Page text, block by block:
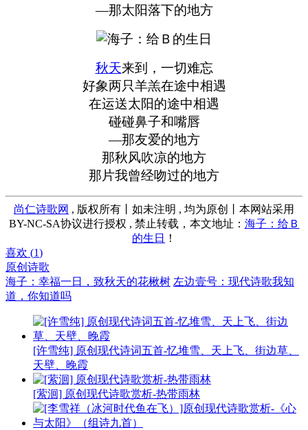
—那太阳落下的地方
秋天来到，一切难忘
好象两只羊羔在途中相遇
在运送太阳的途中相遇
碰碰鼻子和嘴唇
—那友爱的地方
那秋风吹凉的地方
那片我曾经吻过的地方
尚仁诗歌网 , 版权所有丨如未注明 , 均为原创丨本网站采用
BY-NC-SA协议进行授权 , 禁止转载，本文地址： 海子：给Ｂ
的生日
！
喜欢 (1)
原创诗歌
海子：幸福一日，致秋天的花楸树 左边壹号：现代诗歌我知
道，你知道吗
[许雪纯] 原创现代诗词五首-忆堆雪、天上飞、街边草、
天壁、晚霞
[萦洄] 原创现代诗歌赏析-热带雨林